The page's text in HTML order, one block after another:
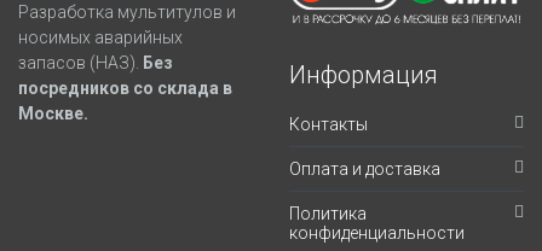
Разработка мультитулов и
носимых аварийных
запасов (НАЗ).
Без
посредников со склада в
Москве.
Информация
Контакты
Оплата и доставка
Политика
конфиденциальности